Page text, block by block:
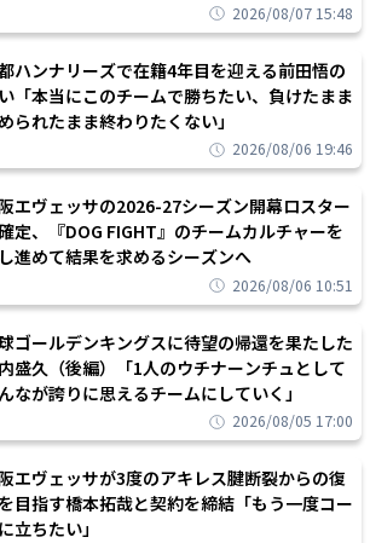
2026/08/07 15:48
ハンナリーズで在籍4年目を迎える前田悟の
「本当にこのチームで勝ちたい、負けたまま
られたまま終わりたくない」
2026/08/06 19:46
エヴェッサの2026-27シーズン開幕ロスター
定、『DOG FIGHT』のチームカルチャーを
進めて結果を求めるシーズンへ
2026/08/06 10:51
ゴールデンキングスに待望の帰還を果たした
盛久（後編）「1人のウチナーンチュとして
なが誇りに思えるチームにしていく」
2026/08/05 17:00
エヴェッサが3度のアキレス腱断裂からの復
目指す橋本拓哉と契約を締結「もう一度コー
立ちたい」